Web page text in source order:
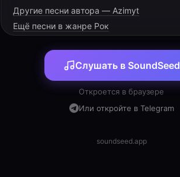
[PRE-CHORUS]
Сбрось весь груз долой,
Стань самим собой.
Выше всех границ,
Другие песни автора — Azimyt
Ещё песни в жанре Рок
Слушать в SoundSeed
Откроется в браузере
Или откройте в Telegram
soundseed.app